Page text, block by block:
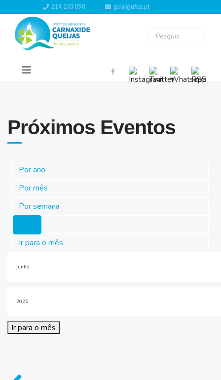
214 173 090 geral@ufcq.pt
Próximos Eventos
Por ano
Por mês
Por semana
Ir para o mês
Ir para o mês